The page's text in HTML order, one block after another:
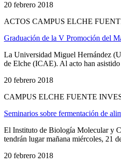
20 febrero 2018
ACTOS CAMPUS ELCHE
Graduación de la V Promoción del
La Universidad Miguel Hernández
de Elche (ICAE). Al acto han
20 febrero 2018
CAMPUS ELCHE FUENTE
Seminarios sobre fermentación de
El Instituto de Biología Molecular y
tendrán lugar mañana miércoles, 21
20 febrero 2018